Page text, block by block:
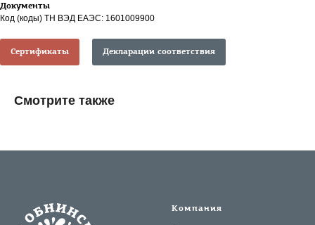
Документы
Код (коды) ТН ВЭД ЕАЭС: 1601009900
Сертификаты Декларации соответствия
Смотрите также
Компания